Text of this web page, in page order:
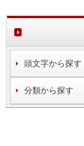
頭文字から探す
分類から探す